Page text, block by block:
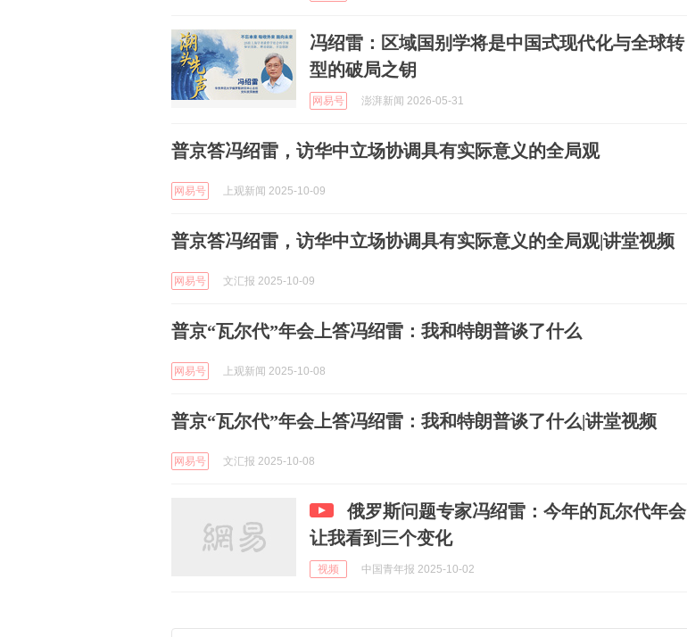
冯绍雷：区域国别学将是中国式现代化与全球转
型的破局之钥
网易号 澎湃新闻 2026-05-31
普京答冯绍雷，访华中立场协调具有实际意义的全局观
网易号 上观新闻 2025-10-09
普京答冯绍雷，访华中立场协调具有实际意义的全局观|讲堂视频
网易号 文汇报 2025-10-09
普京“瓦尔代”年会上答冯绍雷：我和特朗普谈了什么
网易号 上观新闻 2025-10-08
普京“瓦尔代”年会上答冯绍雷：我和特朗普谈了什么|讲堂视频
网易号 文汇报 2025-10-08
俄罗斯问题专家冯绍雷：今年的瓦尔代年会
让我看到三个变化
视频 中国青年报 2025-10-02